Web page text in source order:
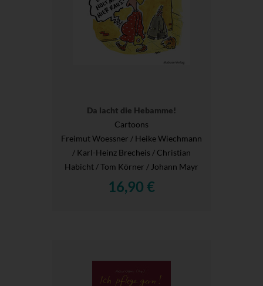
Da lacht die Hebamme!
Cartoons
Freimut Woessner / Heike Wiechmann
/ Karl-Heinz Brecheis / Christian
Habicht / Tom Körner / Johann Mayr
16,90 €